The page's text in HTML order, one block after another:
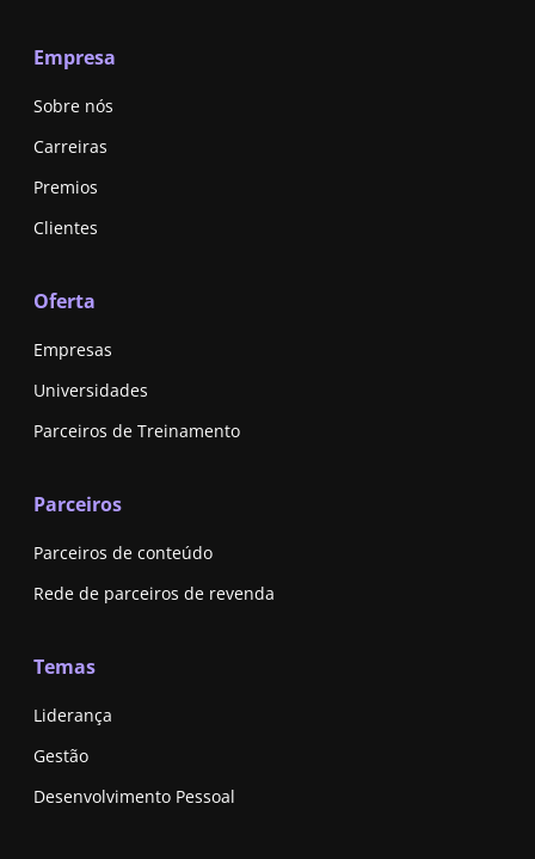
Empresa
Sobre nós
Carreiras
Premios
Clientes
Oferta
Empresas
Universidades
Parceiros de Treinamento
Parceiros
Parceiros de conteúdo
Rede de parceiros de revenda
Temas
Liderança
Gestão
Desenvolvimento Pessoal